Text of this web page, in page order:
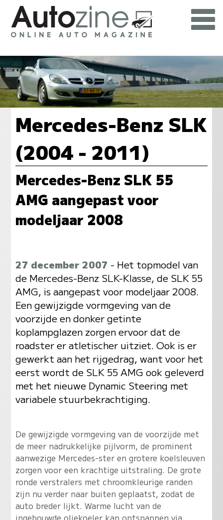
Mercedes-Benz SLK
(2004 - 2011)
Mercedes-Benz SLK 55
AMG aangepast voor
modeljaar 2008
27 december 2007 - Het topmodel van
de Mercedes-Benz SLK-Klasse, de SLK 55
AMG, is aangepast voor modeljaar 2008.
Een gewijzigde vormgeving van de
voorzijde en donker getinte
koplampglazen zorgen ervoor dat de
roadster er atletischer uitziet. Ook is er
gewerkt aan het rijgedrag, want voor het
eerst wordt de SLK 55 AMG ook geleverd
met het nieuwe Dynamic Steering met
variabele stuurbekrachtiging.
De gewijzigde vormgeving van de voorzijde met
de meer nadrukkelijke pijlvorm, de prominent
aanwezige Mercedes-ster en grotere koelsleuven
zorgen voor een krachtige uitstraling. De grote
ronde verstralers met chroomkleurige randen
zijn nu verder naar buiten geplaatst, zodat de
auto breder lijkt. Warme lucht van de
ingebouwde oliekoeler kan ontsnappen via